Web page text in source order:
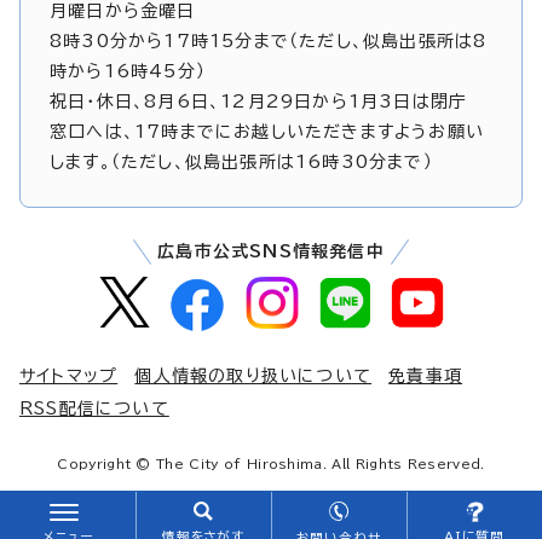
メニュー 情報をさがす AIに質問
月曜日から金曜日
8時30分から17時15分まで（ただし、似島出張所は8
時から16時45分）
祝日・休日、8月6日、12月29日から1月3日は閉庁
窓口へは、17時までにお越しいただきますようお願い
します。（ただし、似島出張所は16時30分まで）
広島市公式SNS情報発信中
サイトマップ 個人情報の取り扱いについて
免責事項
RSS配信について
Copyright © The City of Hiroshima. All Rights Reserved.